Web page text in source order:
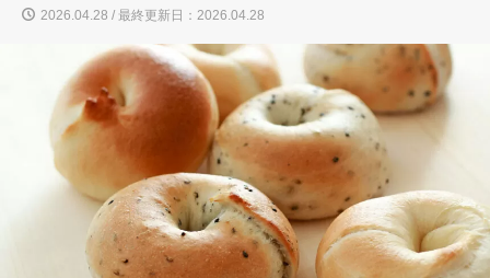
2026.04.28 / 最終更新日：2026.04.28